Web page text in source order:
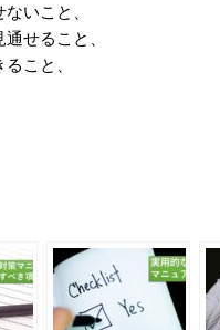
いこと、
せること、
こと、